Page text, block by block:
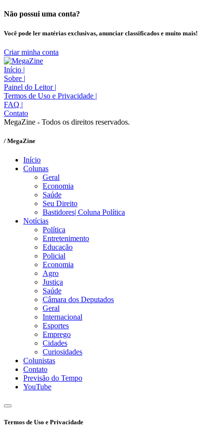
Não possui uma conta?
Você pode ler matérias exclusivas, anunciar classificados e muito mais!
Criar minha conta
Início |
Sobre |
Painel do Leitor |
Termos de Uso e Privacidade |
FAQ |
Contato
MegaZine - Todos os direitos reservados.
/ MegaZine
Início
Colunas
Geral
Economia
Saúde
Seu Direito
Bastidores| Coluna Política
Notícias
Política
Entretenimento
Educação
Policial
Economia
Agro
Justiça
Saúde
Câmara dos Deputados
Geral
Internacional
Esportes
Emprego
Cidades
Curiosidades
Colunistas
Contato
Previsão do Tempo
YouTube
Termos de Uso e Privacidade